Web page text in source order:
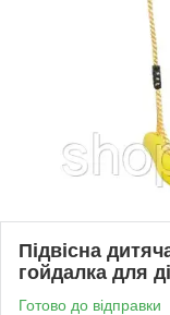
Підвісна
гойдалка для
Готово до відправки